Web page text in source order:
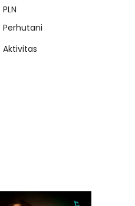
PLN
Perhutani
Aktivitas